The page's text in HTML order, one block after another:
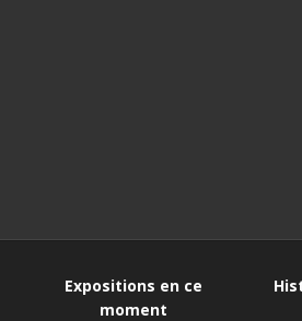
Expositions en ce
moment